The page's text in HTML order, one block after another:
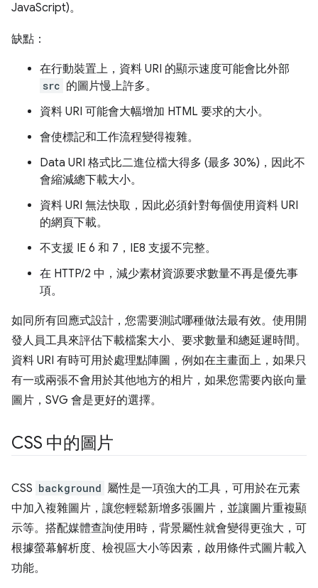
JavaScript)。
缺點：
在行動裝置上，資料 URI 的顯示速度可能會比外部
src 的圖片慢上許多。
資料 URI 可能會大幅增加 HTML 要求的大小。
會使標記和工作流程變得複雜。
Data URI 格式比二進位檔大得多 (最多 30%)，因此不
會縮減總下載大小。
資料 URI 無法快取，因此必須針對每個使用資料 URI
的網頁下載。
不支援 IE 6 和 7，IE8 支援不完整。
在 HTTP/2 中，減少素材資源要求數量不再是優先事
項。
如同所有回應式設計，您需要測試哪種做法最有效。使用開
發人員工具來評估下載檔案大小、要求數量和總延遲時間。
資料 URI 有時可用於處理點陣圖，例如在主畫面上，如果只
有一或兩張不會用於其他地方的相片，如果您需要內嵌向量
圖片，SVG 會是更好的選擇。
CSS 中的圖片
CSS background 屬性是一項強大的工具，可用於在元素
中加入複雜圖片，讓您輕鬆新增多張圖片，並讓圖片重複顯
示等。搭配媒體查詢使用時，背景屬性就會變得更強大，可
根據螢幕解析度、檢視區大小等因素，啟用條件式圖片載入
功能。